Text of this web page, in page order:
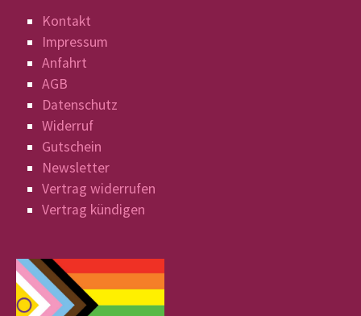
Kontakt
Impressum
Anfahrt
AGB
Datenschutz
Widerruf
Gutschein
Newsletter
Vertrag widerrufen
Vertrag kündigen